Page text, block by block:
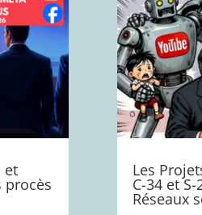
et
procès
Les
C-34 et
Réseaux